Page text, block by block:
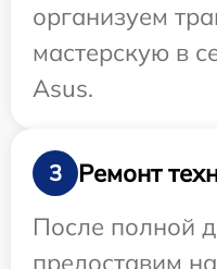
организуем
мастерскую в
Asus.
3
Ремонт
После полной